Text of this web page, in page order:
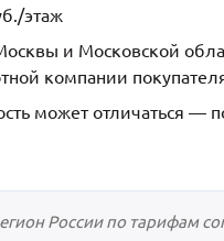
этаж
и Московской
компании
может отличаться —
России по тарифам